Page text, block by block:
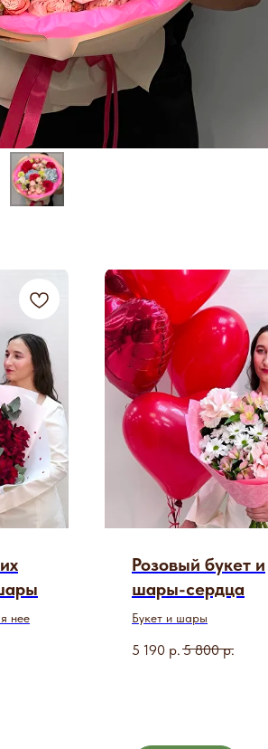
нее
Розовый букет и
шары-сердца
Букет и шары
5 190 р. 5 800 р.